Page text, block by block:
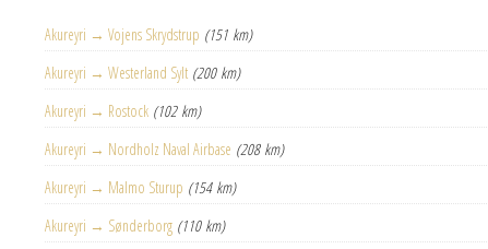
Akureyri → Vojens Skrydstrup (151 km)
Akureyri → Westerland Sylt (200 km)
Akureyri → Rostock (102 km)
Akureyri → Nordholz Naval Airbase (208 km)
Akureyri → Malmo Sturup (154 km)
Akureyri → Sønderborg (110 km)